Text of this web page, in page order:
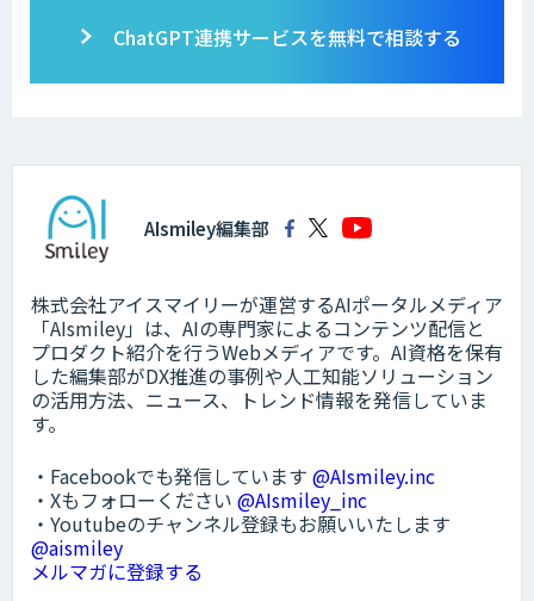
ChatGPT連携サービスを無料で相談する
AIsmiley編集部
株式会社アイスマイリーが運営するAIポータルメディア
「AIsmiley」は、AIの専門家によるコンテンツ配信と
プロダクト紹介を行うWebメディアです。AI資格を保有
した編集部がDX推進の事例や人工知能ソリューション
の活用方法、ニュース、トレンド情報を発信していま
す。
・Facebookでも発信しています @AIsmiley.inc
・Xもフォローください @AIsmiley_inc
・Youtubeのチャンネル登録もお願いいたします
@aismiley
メルマガに登録する